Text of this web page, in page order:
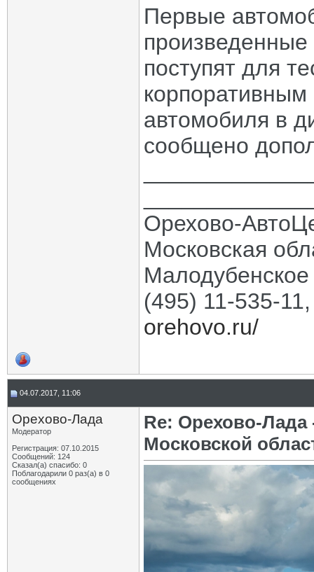
Первые
поступят для
автомобиля в
сообщено
Орехово-
Московская
(495) 11-535-
orehovo.ru/
04.07.2017, 11:06
Орехово-Лада
Модератор
Регистрация: 07.10.2015
Сообщений: 124
Сказал(а) спасибо: 0
Поблагодарили 0 раз(а) в 0
сообщениях
Re: Орехово-
Московской